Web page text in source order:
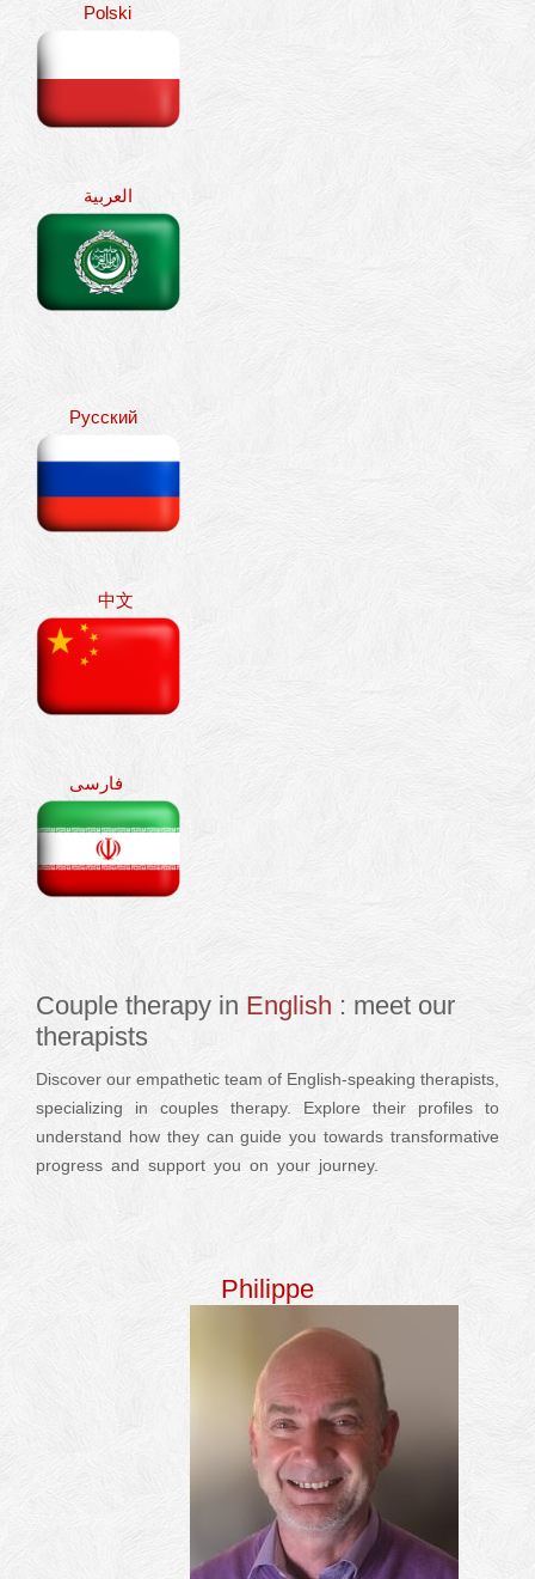
Polski
العربية
Pусский
中文
فارسی
Couple therapy in English : meet our
therapists
Discover our empathetic team of English-speaking therapists,
specializing in couples therapy. Explore their profiles to
understand how they can guide you towards transformative
progress and support you on your journey.
Philippe